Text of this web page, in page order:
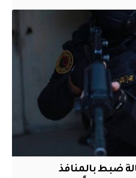
الوطني: تنفيذ 31 حالة ضبط بالمنافذ